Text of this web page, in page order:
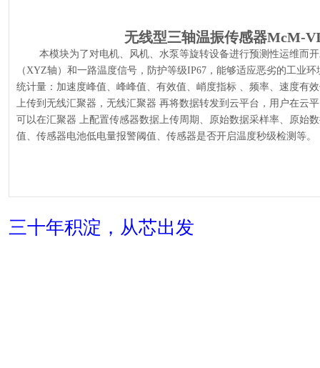
无线型三轴温振传感器McM-
本模块为了对电机、风机、水泵等旋转设备进行预测性运维而开
（XYZ轴）和一路温度信号，防护等级IP67，能够适应恶劣的工业
统计量：加速度峰值、峰峰值、有效值、峭度指标 、频率、速度有
上传到无线汇聚器，无线汇聚器 再将数据转发到云平台，用户在云
可以在汇聚器 上配置传感器数据上传周期、原始数据采样率、原始
值、传感器电池低电量报警阈值、传感器是否开启温度秒级检测等。
三十年积淀，从芯出发